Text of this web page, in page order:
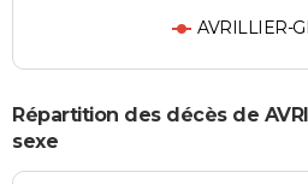
AVRILLIER-
Répartition des décès de
sexe